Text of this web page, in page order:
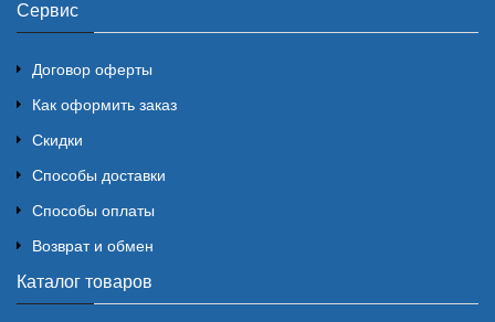
Сервис
Договор оферты
Как оформить заказ
Скидки
Способы доставки
Способы оплаты
Возврат и обмен
Каталог товаров